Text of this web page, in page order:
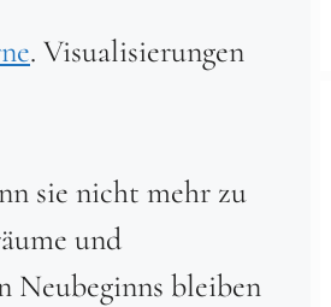
. Visualisierungen
sie nicht mehr zu
und
Neubeginns bleiben